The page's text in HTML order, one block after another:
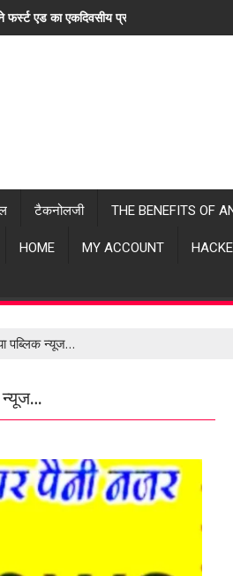
एड का एकदिवसीय प्रशिक्षण लिया। "हर खबर
टैकनोलजी THE BENEFITS OF
HOME MY ACCOUNT
पब्लिक न्यूज…
न्यूज…